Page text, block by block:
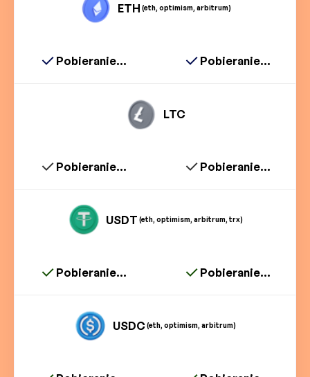
ETH (eth, optimism, arbitrum)
Pobieranie... Pobieranie...
LTC
Pobieranie... Pobieranie...
USDT (eth, optimism, arbitrum, trx)
Pobieranie... Pobieranie...
USDC(eth, optimism, arbitrum)